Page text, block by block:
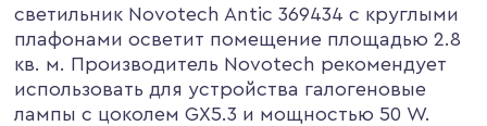
светильник Novotech Antic 369434 с круглыми
плафонами осветит помещение площадью 2.8
кв. м. Производитель Novotech рекомендует
использовать для устройства галогеновые
лампы с цоколем GX5.3 и мощностью 50 W.